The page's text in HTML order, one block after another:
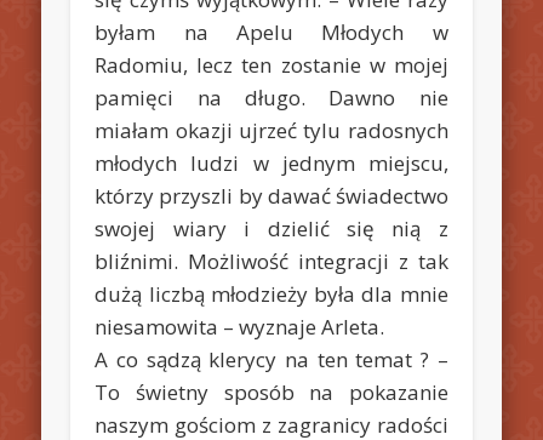
byłam na Apelu Młodych w
Radomiu, lecz ten zostanie w mojej
pamięci na długo. Dawno nie
miałam okazji ujrzeć tylu radosnych
młodych ludzi w jednym miejscu,
którzy przyszli by dawać świadectwo
swojej wiary i dzielić się nią z
bliźnimi. Możliwość integracji z tak
dużą liczbą młodzieży była dla mnie
niesamowita – wyznaje Arleta.
A co sądzą klerycy na ten temat ? –
To świetny sposób na pokazanie
naszym gościom z zagranicy radości